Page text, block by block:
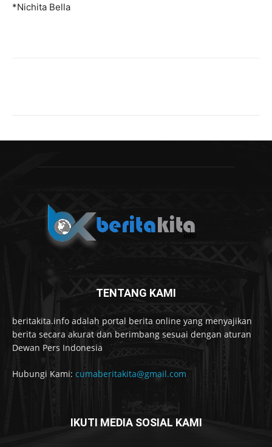
*Nichita Bella
TENTANG KAMI
beritakita.info adalah portal berita online yang menyajikan
berita secara akurat dan berimbang sesuai dengan aturan
Dewan Pers Indonesia
Hubungi Kami: cumaberitakita@gmail.com
IKUTI MEDIA SOSIAL KAMI